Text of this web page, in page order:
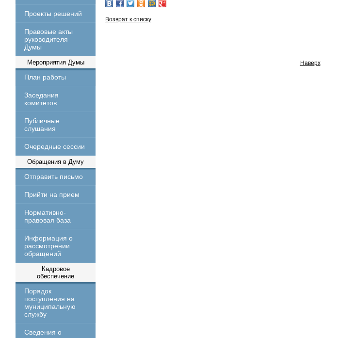
Проекты решений
Правовые акты
руководителя
Думы
Мероприятия Думы
План работы
Заседания
комитетов
Публичные
слушания
Очередные сессии
Обращения в Думу
Отправить письмо
Прийти на прием
Нормативно-
правовая база
Информация о
рассмотрении
обращений
Кадровое
обеспечение
Порядок
поступления на
муниципальную
службу
Сведения о
Возврат к списку
Наверх